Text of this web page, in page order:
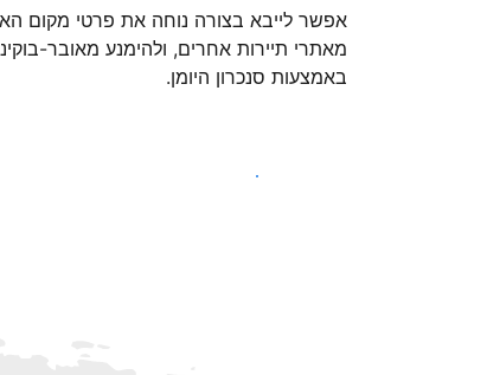
אפשר לייבא בצורה נוחה את פרטי מקום
מאתרי תיירות אחרים, ולהימנע מאובר-
באמצעות סנכרון היומן.
צאו לדרך עוד היום